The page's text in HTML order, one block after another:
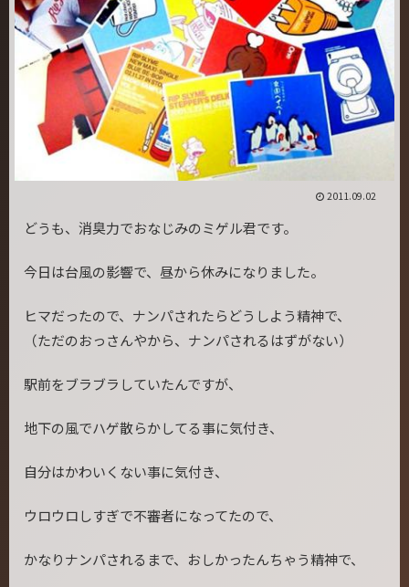
2011.09.02
どうも、消臭力でおなじみのミゲル君です。
今日は台風の影響で、昼から休みになりました。
ヒマだったので、ナンパされたらどうしよう精神で、
（ただのおっさんやから、ナンパされるはずがない）
駅前をブラブラしていたんですが、
地下の風でハゲ散らかしてる事に気付き、
自分はかわいくない事に気付き、
ウロウロしすぎで不審者になってたので、
かなりナンパされるまで、おしかったんちゃう精神で、